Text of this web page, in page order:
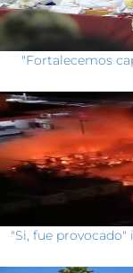
"Fortalecemos
"Si, fue provocado"